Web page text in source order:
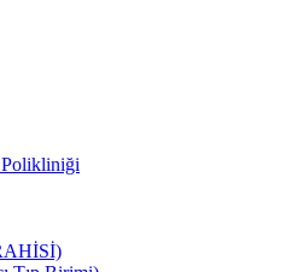
Polikliniği